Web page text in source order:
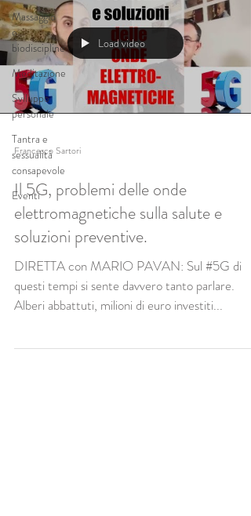
Massaggio
e
biodiscipline
Meditazione
Sviluppo
personale
Tantra e
sessualità
consapevole
Eventi
Load video
Francesco Sartori
Il 5G, problemi delle onde
elettromagnetiche sulla salute e
soluzioni preventive.
DIRETTA con MARIO PAVAN: Sul #5G di
questi tempi si sente davvero tanto parlare.
Alberi abbattuti, milioni di euro investiti...